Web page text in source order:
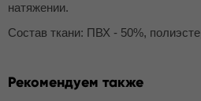
натяжении.
Состав ткани: ПВХ - 50%,
Рекомендуем также